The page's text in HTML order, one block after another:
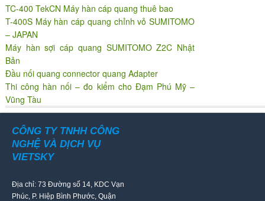
TC-400 TekCN Máy hàn cáp quang thuê bao
T-400S Máy hàn cáp quang chỉnh vỏ SUMITOMO
– JAPAN
Máy hàn sợi cáp quang SUMITOMO Z2C Nhật
Bản
Đầu nối quang connector quang Adapter
Thi công hàn nối – đo kiểm cho Đạm Phú Mỹ –
Vũng Tàu
CÔNG TY TNHH CÔNG
NGHỆ VÀ DỊCH VỤ
VIETSKY
Địa chỉ: 73 Đường số 14, KDC Vạn
Phúc, P. Hiệp Bình Phước, Quận